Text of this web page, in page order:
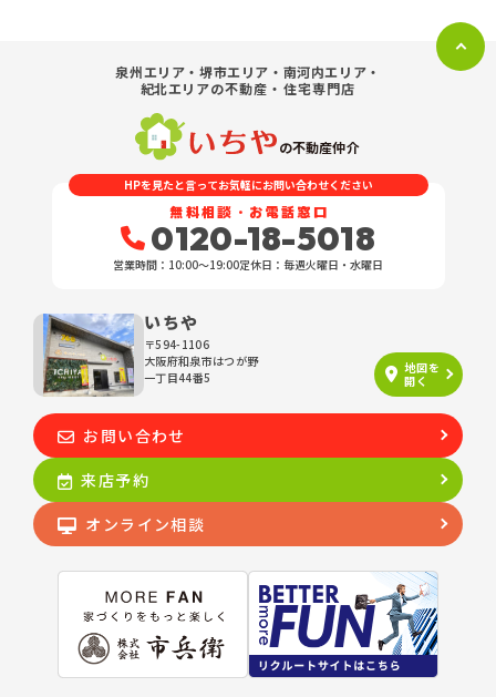
(3) お客さま情報の収集に際しては、利用目的を特定して通知または公
表し、その利用目的にしたがってお客さま情報を取り扱います。
(4) お客さま情報の漏洩、紛失、改ざん等を防止するために必要な 対策
(5) 保有するお客さま情報について、お客さま本人からの開示、訂正、
削除、利用停止の依頼を所定の窓口でお受けして、誠意をもって対応い
具体的には、以下の内容に従ってお客さま情報の取り扱いをいたしま
３．お客様の情報の利用目的
り、各種の申込みの受付、訪問、提案、見積、各種の工事やサービス提
供等の機会に、当社が直接あるいは協力会社又は業務委託先等を通じ
て、お客さまの個人情報（お客さまの電子メールアドレス、氏名、住
所、電話番号等）を取得いたしますが、これらの個人情報は下記の目的
に利用させていただきます。
(1) 不動産についてのサービスの提供
(2) 不動産についてのサービスのアフターサービスの提供
(3) 不動産についてのサービスのお知らせ・ＰＲ、調査・データ集積、
研究開発
(4) ウェブサイトシステム管理会社（以下「サイト管理会社」といいま
す。）への提供。
(5) その他上記(1)から(4)に附随する業務の実施
なお、当社は、サイト管理会社が提供するサービス改善に必要な範囲
で、お客様の個人データをサイト管理会社に提供します。
このように提供された個人データにつきましては、サイト管理会社にお
いて管理されることとなります。
サイト管理会社は、そのサービスの改善・向上を目指すことに加え、メ
ールマガジンなどによる情報提供、お客様による購買の分析をして、当
泉州エリア・堺市エリア・南河内エリア・
紀北エリアの不動産・住宅専門店
の不動産仲介
HPを見たと言ってお気軽にお問い合わせください
無料相談・お電話窓口
0120-18-5018
営業時間：10:00〜19:00定休日：毎週火曜日・水曜日
いちや
〒594-1106
大阪府和泉市はつが野
一丁目44番5
地図を
開く
お問い合わせ
来店予約
オンライン相談